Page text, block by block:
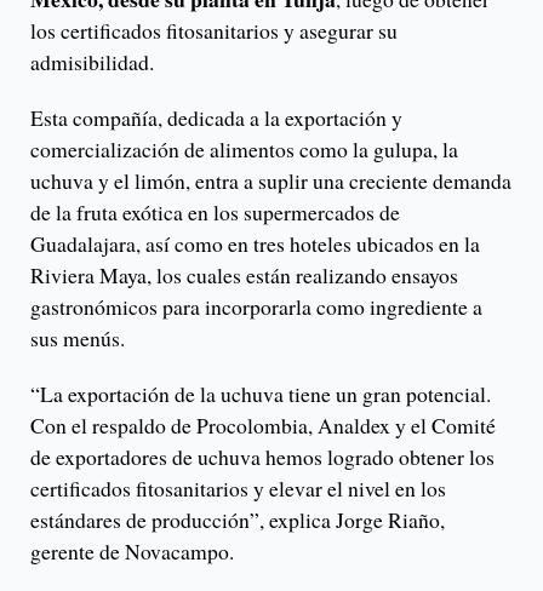
los certificados fitosanitarios y asegurar su
admisibilidad.
Esta compañía, dedicada a la exportación y
comercialización de alimentos como la gulupa, la
uchuva y el limón, entra a suplir una creciente demanda
de la fruta exótica en los supermercados de
Guadalajara, así como en tres hoteles ubicados en la
Riviera Maya, los cuales están realizando ensayos
gastronómicos para incorporarla como ingrediente a
sus menús.
“La exportación de la uchuva tiene un gran potencial.
Con el respaldo de Procolombia, Analdex y el Comité
de exportadores de uchuva hemos logrado obtener los
certificados fitosanitarios y elevar el nivel en los
estándares de producción”, explica Jorge Riaño,
gerente de Novacampo.